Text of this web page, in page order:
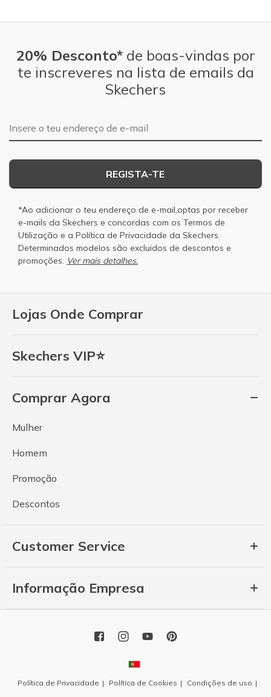
Lojas Onde Comprar
Skechers VIP⭐
Comprar Agora
Mulher
Homem
Promoção
Descontos
Customer Service
Informação Empresa
20% Desconto*de boas-vindas por
te inscreveres na lista de emails da
Skechers
Endereço de e-mail
REGISTA-TE
*Ao adicionar o teu endereço de e-mail,optas por receber
e-mails da Skechers e concordas com os Termos de
Utilização e a Política de Privacidade da Skechers.
Determinados modelos são excluidos de descontos e
promoções. Ver mais detalhes.
Política de Privacidade Política de Cookies
Condições de uso